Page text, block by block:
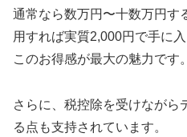
通常なら数万円〜十数万円す
用すれば実質2,000円で手に入
このお得感が最大の魅力です。
さらに、税控除を受けながら
る点も支持されています。